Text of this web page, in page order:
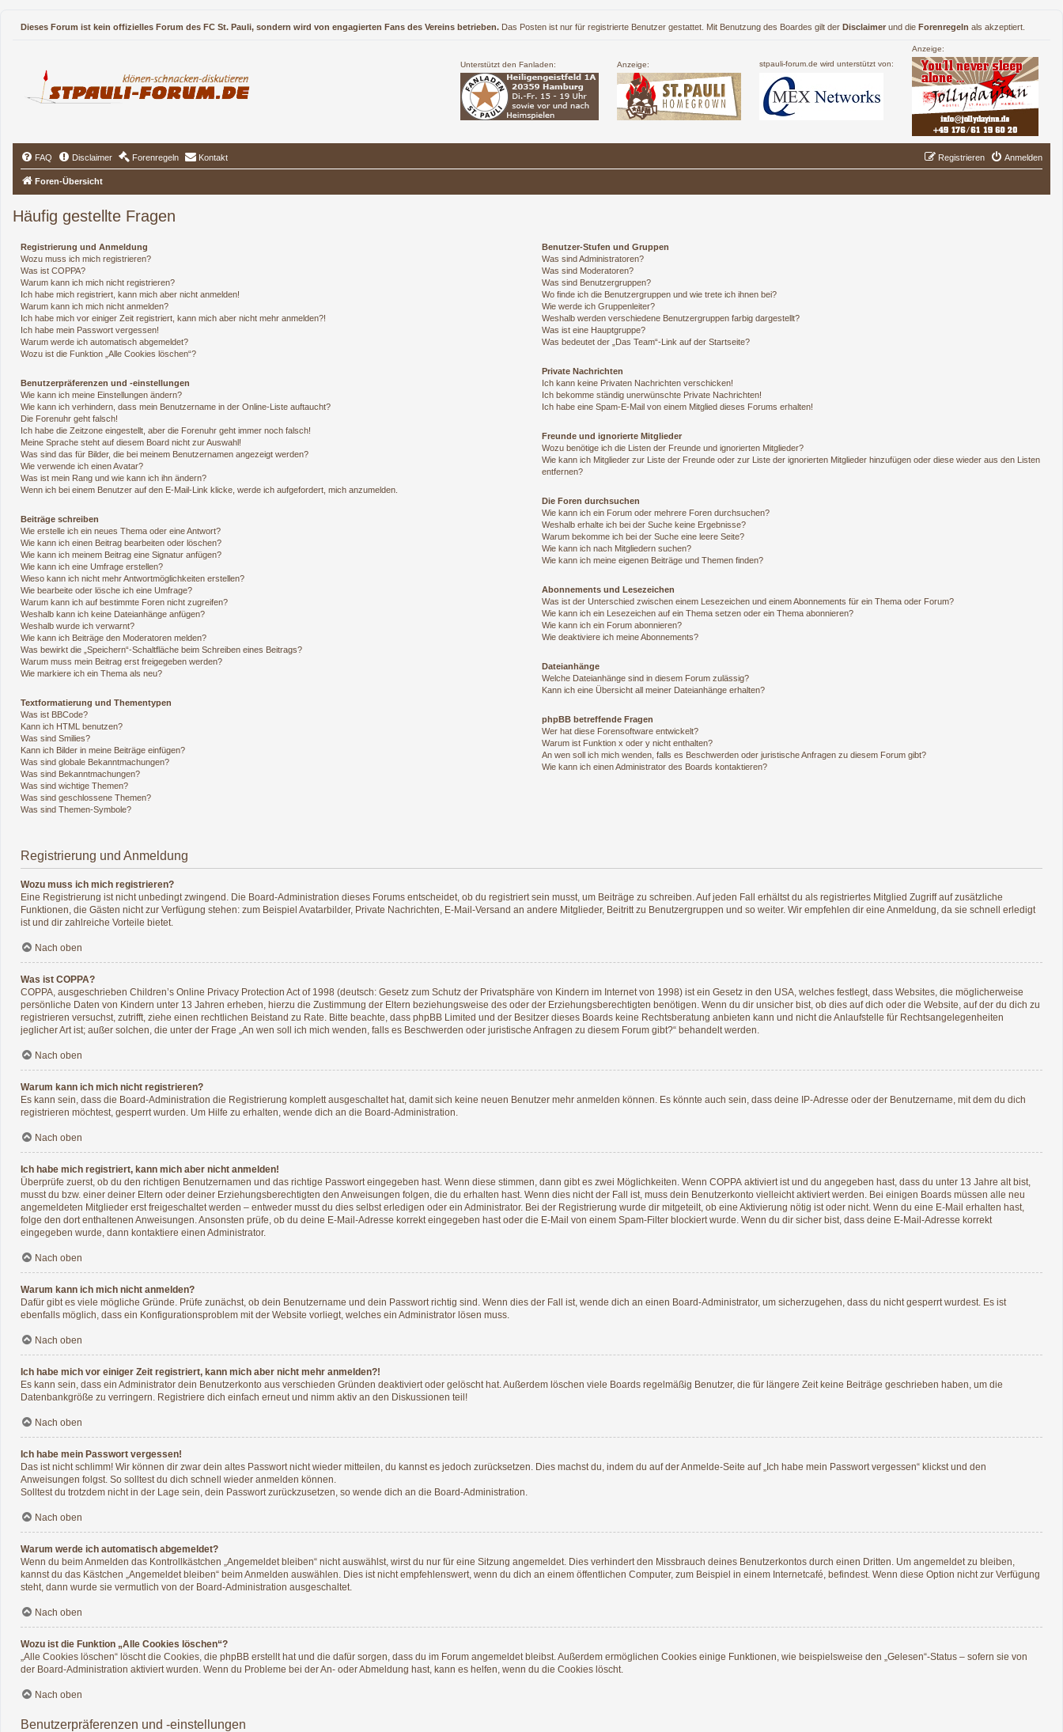
Dieses Forum ist kein offizielles Forum des FC St. Pauli, sondern wird von engagierten Fans des Vereins betrieben. Das Posten ist nur für registrierte Benutzer gestattet. Mit Benutzung des Boardes gilt der Disclaimer und die Forenregeln als akzeptiert.
Unterstützt den Fanladen: Anzeige: stpauli-forum.de wird unterstützt von:
Anzeige:
FAQ Disclaimer Forenregeln Kontakt Anmelden
Registrieren
Foren-Übersicht
Häufig gestellte Fragen
Registrierung und Anmeldung
Wozu muss ich mich registrieren?
Was ist COPPA?
Warum kann ich mich nicht registrieren?
Ich habe mich registriert, kann mich aber nicht anmelden!
Warum kann ich mich nicht anmelden?
Ich habe mich vor einiger Zeit registriert, kann mich aber nicht mehr anmelden?!
Ich habe mein Passwort vergessen!
Warum werde ich automatisch abgemeldet?
Wozu ist die Funktion „Alle Cookies löschen“?
Benutzerpräferenzen und -einstellungen
Wie kann ich meine Einstellungen ändern?
Wie kann ich verhindern, dass mein Benutzername in der Online-Liste auftaucht?
Die Forenuhr geht falsch!
Ich habe die Zeitzone eingestellt, aber die Forenuhr geht immer noch falsch!
Meine Sprache steht auf diesem Board nicht zur Auswahl!
Was sind das für Bilder, die bei meinem Benutzernamen angezeigt werden?
Wie verwende ich einen Avatar?
Was ist mein Rang und wie kann ich ihn ändern?
Wenn ich bei einem Benutzer auf den E-Mail-Link klicke, werde ich aufgefordert, mich anzumelden.
Beiträge schreiben
Wie erstelle ich ein neues Thema oder eine Antwort?
Wie kann ich einen Beitrag bearbeiten oder löschen?
Wie kann ich meinem Beitrag eine Signatur anfügen?
Wie kann ich eine Umfrage erstellen?
Wieso kann ich nicht mehr Antwortmöglichkeiten erstellen?
Wie bearbeite oder lösche ich eine Umfrage?
Warum kann ich auf bestimmte Foren nicht zugreifen?
Weshalb kann ich keine Dateianhänge anfügen?
Weshalb wurde ich verwarnt?
Wie kann ich Beiträge den Moderatoren melden?
Was bewirkt die „Speichern“-Schaltfläche beim Schreiben eines Beitrags?
Warum muss mein Beitrag erst freigegeben werden?
Wie markiere ich ein Thema als neu?
Textformatierung und Thementypen
Was ist BBCode?
Kann ich HTML benutzen?
Was sind Smilies?
Kann ich Bilder in meine Beiträge einfügen?
Was sind globale Bekanntmachungen?
Was sind Bekanntmachungen?
Was sind wichtige Themen?
Was sind geschlossene Themen?
Was sind Themen-Symbole?
Benutzer-Stufen und Gruppen
Was sind Administratoren?
Was sind Moderatoren?
Was sind Benutzergruppen?
Wo finde ich die Benutzergruppen und wie trete ich ihnen bei?
Wie werde ich Gruppenleiter?
Weshalb werden verschiedene Benutzergruppen farbig dargestellt?
Was ist eine Hauptgruppe?
Was bedeutet der „Das Team“-Link auf der Startseite?
Private Nachrichten
Ich kann keine Privaten Nachrichten verschicken!
Ich bekomme ständig unerwünschte Private Nachrichten!
Ich habe eine Spam-E-Mail von einem Mitglied dieses Forums erhalten!
Freunde und ignorierte Mitglieder
Wozu benötige ich die Listen der Freunde und ignorierten Mitglieder?
Wie kann ich Mitglieder zur Liste der Freunde oder zur Liste der ignorierten Mitglieder hinzufügen oder diese wieder aus den Listen
entfernen?
Die Foren durchsuchen
Wie kann ich ein Forum oder mehrere Foren durchsuchen?
Weshalb erhalte ich bei der Suche keine Ergebnisse?
Warum bekomme ich bei der Suche eine leere Seite?
Wie kann ich nach Mitgliedern suchen?
Wie kann ich meine eigenen Beiträge und Themen finden?
Abonnements und Lesezeichen
Was ist der Unterschied zwischen einem Lesezeichen und einem Abonnements für ein Thema oder Forum?
Wie kann ich ein Lesezeichen auf ein Thema setzen oder ein Thema abonnieren?
Wie kann ich ein Forum abonnieren?
Wie deaktiviere ich meine Abonnements?
Dateianhänge
Welche Dateianhänge sind in diesem Forum zulässig?
Kann ich eine Übersicht all meiner Dateianhänge erhalten?
phpBB betreffende Fragen
Wer hat diese Forensoftware entwickelt?
Warum ist Funktion x oder y nicht enthalten?
An wen soll ich mich wenden, falls es Beschwerden oder juristische Anfragen zu diesem Forum gibt?
Wie kann ich einen Administrator des Boards kontaktieren?
Registrierung und Anmeldung
Wozu muss ich mich registrieren?
Eine Registrierung ist nicht unbedingt zwingend. Die Board-Administration dieses Forums entscheidet, ob du registriert sein musst, um Beiträge zu schreiben. Auf jeden Fall erhältst du als registriertes Mitglied Zugriff auf zusätzliche
Funktionen, die Gästen nicht zur Verfügung stehen: zum Beispiel Avatarbilder, Private Nachrichten, E-Mail-Versand an andere Mitglieder, Beitritt zu Benutzergruppen und so weiter. Wir empfehlen dir eine Anmeldung, da sie schnell erledigt
ist und dir zahlreiche Vorteile bietet.
Nach oben
Was ist COPPA?
COPPA, ausgeschrieben Children’s Online Privacy Protection Act of 1998 (deutsch: Gesetz zum Schutz der Privatsphäre von Kindern im Internet von 1998) ist ein Gesetz in den USA, welches festlegt, dass Websites, die möglicherweise
persönliche Daten von Kindern unter 13 Jahren erheben, hierzu die Zustimmung der Eltern beziehungsweise des oder der Erziehungsberechtigten benötigen. Wenn du dir unsicher bist, ob dies auf dich oder die Website, auf der du dich zu
registrieren versuchst, zutrifft, ziehe einen rechtlichen Beistand zu Rate. Bitte beachte, dass phpBB Limited und der Besitzer dieses Boards keine Rechtsberatung anbieten kann und nicht die Anlaufstelle für Rechtsangelegenheiten
jeglicher Art ist; außer solchen, die unter der Frage „An wen soll ich mich wenden, falls es Beschwerden oder juristische Anfragen zu diesem Forum gibt?“ behandelt werden.
Nach oben
Warum kann ich mich nicht registrieren?
Es kann sein, dass die Board-Administration die Registrierung komplett ausgeschaltet hat, damit sich keine neuen Benutzer mehr anmelden können. Es könnte auch sein, dass deine IP-Adresse oder der Benutzername, mit dem du dich
registrieren möchtest, gesperrt wurden. Um Hilfe zu erhalten, wende dich an die Board-Administration.
Nach oben
Ich habe mich registriert, kann mich aber nicht anmelden!
Überprüfe zuerst, ob du den richtigen Benutzernamen und das richtige Passwort eingegeben hast. Wenn diese stimmen, dann gibt es zwei Möglichkeiten. Wenn COPPA aktiviert ist und du angegeben hast, dass du unter 13 Jahre alt bist,
musst du bzw. einer deiner Eltern oder deiner Erziehungsberechtigten den Anweisungen folgen, die du erhalten hast. Wenn dies nicht der Fall ist, muss dein Benutzerkonto vielleicht aktiviert werden. Bei einigen Boards müssen alle neu
angemeldeten Mitglieder erst freigeschaltet werden – entweder musst du dies selbst erledigen oder ein Administrator. Bei der Registrierung wurde dir mitgeteilt, ob eine Aktivierung nötig ist oder nicht. Wenn du eine E-Mail erhalten hast,
folge den dort enthaltenen Anweisungen. Ansonsten prüfe, ob du deine E-Mail-Adresse korrekt eingegeben hast oder die E-Mail von einem Spam-Filter blockiert wurde. Wenn du dir sicher bist, dass deine E-Mail-Adresse korrekt
eingegeben wurde, dann kontaktiere einen Administrator.
Nach oben
Warum kann ich mich nicht anmelden?
Dafür gibt es viele mögliche Gründe. Prüfe zunächst, ob dein Benutzername und dein Passwort richtig sind. Wenn dies der Fall ist, wende dich an einen Board-Administrator, um sicherzugehen, dass du nicht gesperrt wurdest. Es ist
ebenfalls möglich, dass ein Konfigurationsproblem mit der Website vorliegt, welches ein Administrator lösen muss.
Nach oben
Ich habe mich vor einiger Zeit registriert, kann mich aber nicht mehr anmelden?!
Es kann sein, dass ein Administrator dein Benutzerkonto aus verschieden Gründen deaktiviert oder gelöscht hat. Außerdem löschen viele Boards regelmäßig Benutzer, die für längere Zeit keine Beiträge geschrieben haben, um die
Datenbankgröße zu verringern. Registriere dich einfach erneut und nimm aktiv an den Diskussionen teil!
Nach oben
Ich habe mein Passwort vergessen!
Das ist nicht schlimm! Wir können dir zwar dein altes Passwort nicht wieder mitteilen, du kannst es jedoch zurücksetzen. Dies machst du, indem du auf der Anmelde-Seite auf „Ich habe mein Passwort vergessen“ klickst und den
Anweisungen folgst. So solltest du dich schnell wieder anmelden können.
Solltest du trotzdem nicht in der Lage sein, dein Passwort zurückzusetzen, so wende dich an die Board-Administration.
Nach oben
Warum werde ich automatisch abgemeldet?
Wenn du beim Anmelden das Kontrollkästchen „Angemeldet bleiben“ nicht auswählst, wirst du nur für eine Sitzung angemeldet. Dies verhindert den Missbrauch deines Benutzerkontos durch einen Dritten. Um angemeldet zu bleiben,
kannst du das Kästchen „Angemeldet bleiben“ beim Anmelden auswählen. Dies ist nicht empfehlenswert, wenn du dich an einem öffentlichen Computer, zum Beispiel in einem Internetcafé, befindest. Wenn diese Option nicht zur Verfügung
steht, dann wurde sie vermutlich von der Board-Administration ausgeschaltet.
Nach oben
Wozu ist die Funktion „Alle Cookies löschen“?
„Alle Cookies löschen“ löscht die Cookies, die phpBB erstellt hat und die dafür sorgen, dass du im Forum angemeldet bleibst. Außerdem ermöglichen Cookies einige Funktionen, wie beispielsweise den „Gelesen“-Status – sofern sie von
der Board-Administration aktiviert wurden. Wenn du Probleme bei der An- oder Abmeldung hast, kann es helfen, wenn du die Cookies löscht.
Nach oben
Benutzerpräferenzen und -einstellungen